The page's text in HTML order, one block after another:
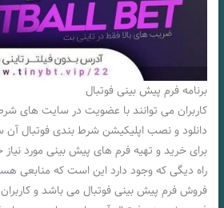
برنامه فرم پیش بینی فوتبال
کاربران می توانند با عضویت در سایت های
دانلود و نصب اپلیکیشن شرط بندی فوتبال آن
برای خرید و تهیه فرم های پیش بینی مورد نیاز
راه دیگی که وجود دارد این است که منابعی
فروش فرم پیش بینی فوتبال می باشد و کاربران